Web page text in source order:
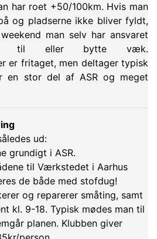
har roet +50/100km. Hvis man
og pladserne ikke bliver fyldt,
man selv har ansvaret
til eller bytte væk.
er fritaget, men deltager typisk
en stor del af ASR og meget
ud:
grundigt i ASR.
til Værkstedet i Aarhus
de både med stofdug!
og reparerer småting, samt
kl. 9-18. Typisk mødes man til
planen. Klubben giver